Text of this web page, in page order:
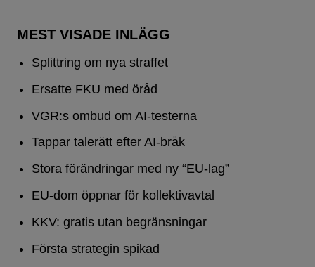
MEST VISADE INLÄGG
Splittring om nya straffet
Ersatte FKU med öråd
VGR:s ombud om AI-testerna
Tappar talerätt efter AI-bråk
Stora förändringar med ny “EU-lag”
EU-dom öppnar för kollektivavtal
KKV: gratis utan begränsningar
Första strategin spikad